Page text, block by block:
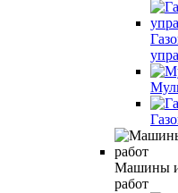
Машины и
работ